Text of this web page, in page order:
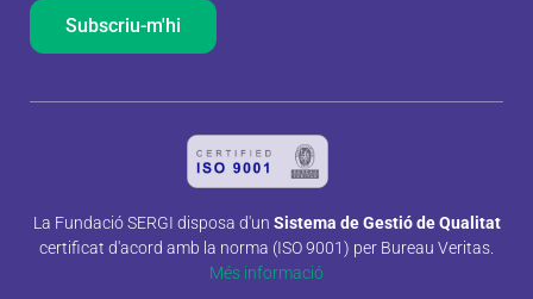
Subscriu-m'hi
La Fundació SERGI disposa d'un Sistema de Gestió de Qualitat
certificat d'acord amb la norma (ISO 9001) per Bureau Veritas.
Més informació